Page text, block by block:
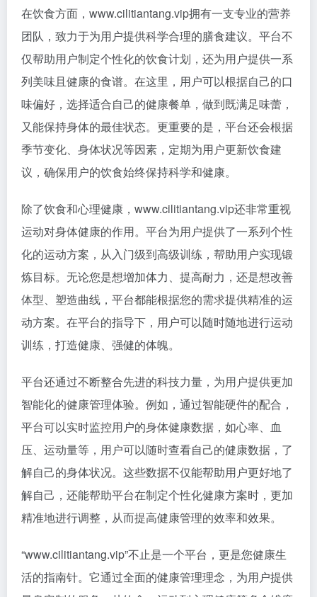
在饮食方面，www.cilitiantang.vip拥有一支专业的营养
团队，致力于为用户提供科学合理的膳食建议。平台不
仅帮助用户制定个性化的饮食计划，还为用户提供一系
列美味且健康的食谱。在这里，用户可以根据自己的口
味偏好，选择适合自己的健康餐单，做到既满足味蕾，
又能保持身体的最佳状态。更重要的是，平台还会根据
季节变化、身体状况等因素，定期为用户更新饮食建
议，确保用户的饮食始终保持科学和健康。
除了饮食和心理健康，www.cilitiantang.vip还非常重视
运动对身体健康的作用。平台为用户提供了一系列个性
化的运动方案，从入门级到高级训练，帮助用户实现锻
炼目标。无论您是想增加体力、提高耐力，还是想改善
体型、塑造曲线，平台都能根据您的需求提供精准的运
动方案。在平台的指导下，用户可以随时随地进行运动
训练，打造健康、强健的体魄。
平台还通过不断整合先进的科技力量，为用户提供更加
智能化的健康管理体验。例如，通过智能硬件的配合，
平台可以实时监控用户的身体健康数据，如心率、血
压、运动量等，用户可以随时查看自己的健康数据，了
解自己的身体状况。这些数据不仅能帮助用户更好地了
解自己，还能帮助平台在制定个性化健康方案时，更加
精准地进行调整，从而提高健康管理的效率和效果。
“www.cilitiantang.vip”不止是一个平台，更是您健康生
活的指南针。它通过全面的健康管理理念，为用户提供